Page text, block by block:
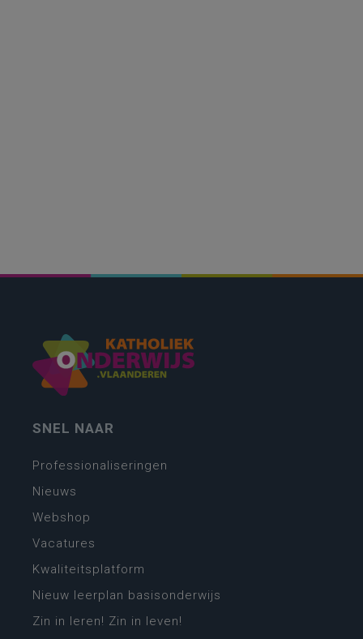
SNEL NAAR
Professionaliseringen
Nieuws
Webshop
Vacatures
Kwaliteitsplatform
Nieuw leerplan basisonderwijs
Zin in leren! Zin in leven!